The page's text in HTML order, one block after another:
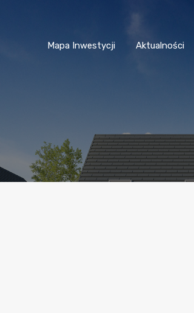
Mapa Inwestycji Aktualności